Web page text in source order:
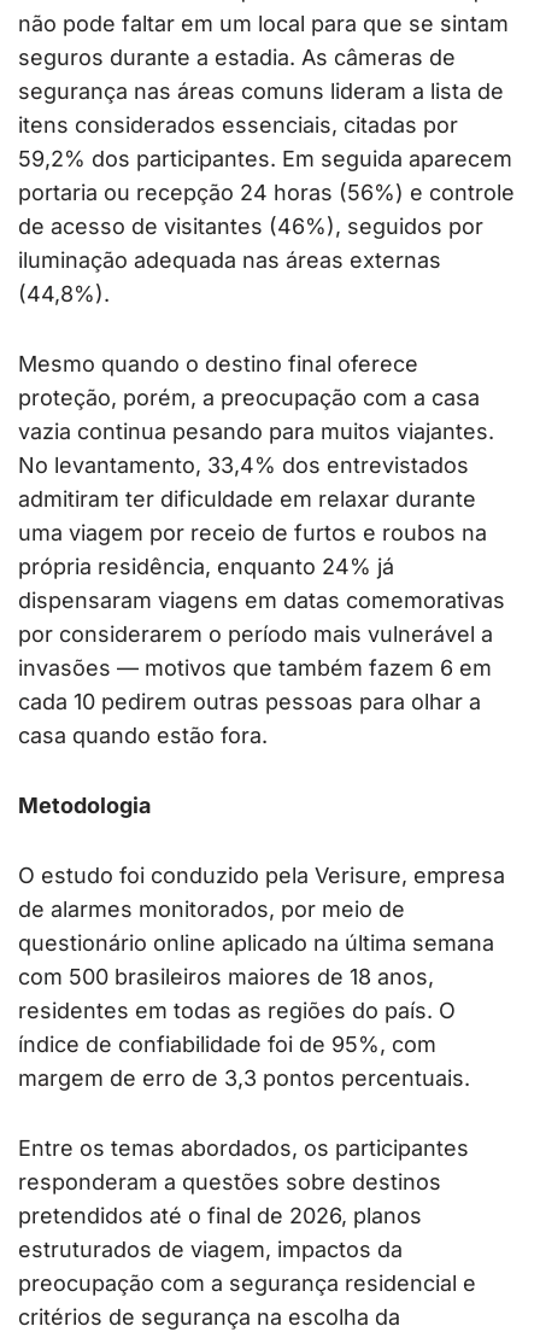
não pode faltar em um local para que se sintam
seguros durante a estadia. As câmeras de
segurança nas áreas comuns lideram a lista de
itens considerados essenciais, citadas por
59,2% dos participantes. Em seguida aparecem
portaria ou recepção 24 horas (56%) e controle
de acesso de visitantes (46%), seguidos por
iluminação adequada nas áreas externas
(44,8%).
Mesmo quando o destino final oferece
proteção, porém, a preocupação com a casa
vazia continua pesando para muitos viajantes.
No levantamento, 33,4% dos entrevistados
admitiram ter dificuldade em relaxar durante
uma viagem por receio de furtos e roubos na
própria residência, enquanto 24% já
dispensaram viagens em datas comemorativas
por considerarem o período mais vulnerável a
invasões — motivos que também fazem 6 em
cada 10 pedirem outras pessoas para olhar a
casa quando estão fora.
Metodologia
O estudo foi conduzido pela Verisure, empresa
de alarmes monitorados, por meio de
questionário online aplicado na última semana
com 500 brasileiros maiores de 18 anos,
residentes em todas as regiões do país. O
índice de confiabilidade foi de 95%, com
margem de erro de 3,3 pontos percentuais.
Entre os temas abordados, os participantes
responderam a questões sobre destinos
pretendidos até o final de 2026, planos
estruturados de viagem, impactos da
preocupação com a segurança residencial e
critérios de segurança na escolha da